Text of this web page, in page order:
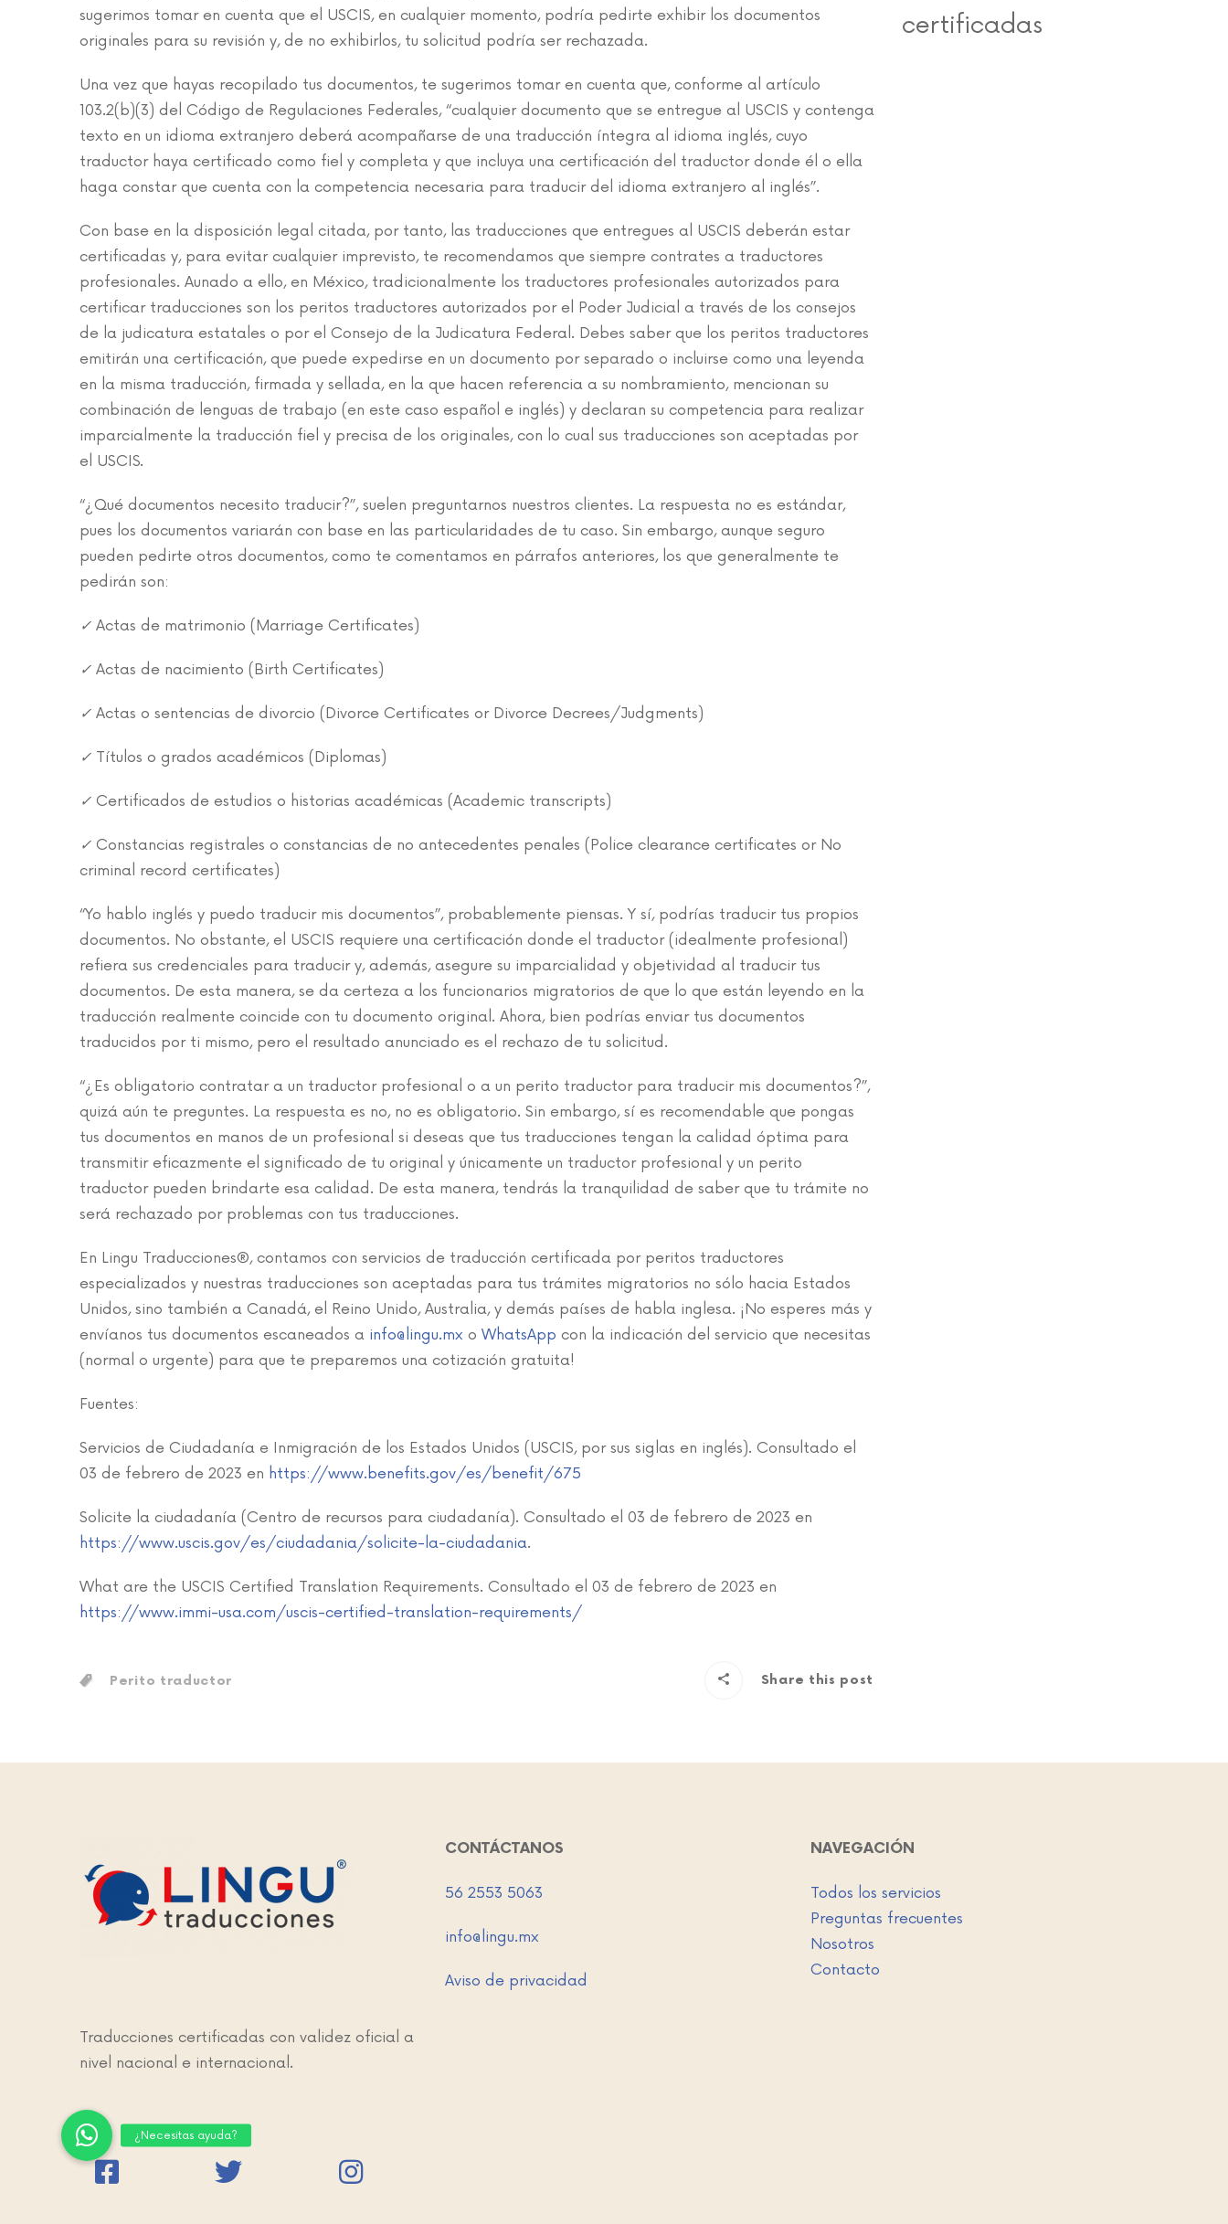
sugerimos tomar en cuenta que el USCIS, en cualquier momento, podría pedirte exhibir los documentos
originales para su revisión y, de no exhibirlos, tu solicitud podría ser rechazada.
Una vez que hayas recopilado tus documentos, te sugerimos tomar en cuenta que, conforme al artículo
103.2(b)(3) del Código de Regulaciones Federales, “cualquier documento que se entregue al USCIS y contenga
texto en un idioma extranjero deberá acompañarse de una traducción íntegra al idioma inglés, cuyo
traductor haya certificado como fiel y completa y que incluya una certificación del traductor donde él o ella
haga constar que cuenta con la competencia necesaria para traducir del idioma extranjero al inglés”.
Con base en la disposición legal citada, por tanto, las traducciones que entregues al USCIS deberán estar
certificadas y, para evitar cualquier imprevisto, te recomendamos que siempre contrates a traductores
profesionales. Aunado a ello, en México, tradicionalmente los traductores profesionales autorizados para
certificar traducciones son los peritos traductores autorizados por el Poder Judicial a través de los consejos
de la judicatura estatales o por el Consejo de la Judicatura Federal. Debes saber que los peritos traductores
emitirán una certificación, que puede expedirse en un documento por separado o incluirse como una leyenda
en la misma traducción, firmada y sellada, en la que hacen referencia a su nombramiento, mencionan su
combinación de lenguas de trabajo (en este caso español e inglés) y declaran su competencia para realizar
imparcialmente la traducción fiel y precisa de los originales, con lo cual sus traducciones son aceptadas por
el USCIS.
“¿Qué documentos necesito traducir?”, suelen preguntarnos nuestros clientes. La respuesta no es estándar,
pues los documentos variarán con base en las particularidades de tu caso. Sin embargo, aunque seguro
pueden pedirte otros documentos, como te comentamos en párrafos anteriores, los que generalmente te
pedirán son:
✓ Actas de matrimonio (Marriage Certificates)
✓ Actas de nacimiento (Birth Certificates)
✓ Actas o sentencias de divorcio (Divorce Certificates or Divorce Decrees/Judgments)
✓ Títulos o grados académicos (Diplomas)
✓ Certificados de estudios o historias académicas (Academic transcripts)
✓ Constancias registrales o constancias de no antecedentes penales (Police clearance certificates or No
criminal record certificates)
“Yo hablo inglés y puedo traducir mis documentos”, probablemente piensas. Y sí, podrías traducir tus propios
documentos. No obstante, el USCIS requiere una certificación donde el traductor (idealmente profesional)
refiera sus credenciales para traducir y, además, asegure su imparcialidad y objetividad al traducir tus
documentos. De esta manera, se da certeza a los funcionarios migratorios de que lo que están leyendo en la
traducción realmente coincide con tu documento original. Ahora, bien podrías enviar tus documentos
traducidos por ti mismo, pero el resultado anunciado es el rechazo de tu solicitud.
“¿Es obligatorio contratar a un traductor profesional o a un perito traductor para traducir mis documentos?”,
quizá aún te preguntes. La respuesta es no, no es obligatorio. Sin embargo, sí es recomendable que pongas
tus documentos en manos de un profesional si deseas que tus traducciones tengan la calidad óptima para
transmitir eficazmente el significado de tu original y únicamente un traductor profesional y un perito
traductor pueden brindarte esa calidad. De esta manera, tendrás la tranquilidad de saber que tu trámite no
será rechazado por problemas con tus traducciones.
En Lingu Traducciones®, contamos con servicios de traducción certificada por peritos traductores
especializados y nuestras traducciones son aceptadas para tus trámites migratorios no sólo hacia Estados
Unidos, sino también a Canadá, el Reino Unido, Australia, y demás países de habla inglesa. ¡No esperes más y
envíanos tus documentos escaneados a info@lingu.mx o WhatsApp con la indicación del servicio que necesitas
(normal o urgente) para que te preparemos una cotización gratuita!
Fuentes:
Servicios de Ciudadanía e Inmigración de los Estados Unidos (USCIS, por sus siglas en inglés). Consultado el
03 de febrero de 2023 en https://www.benefits.gov/es/benefit/675
Solicite la ciudadanía (Centro de recursos para ciudadanía). Consultado el 03 de febrero de 2023 en
https://www.uscis.gov/es/ciudadania/solicite-la-ciudadania.
What are the USCIS Certified Translation Requirements. Consultado el 03 de febrero de 2023 en
https://www.immi-usa.com/uscis-certified-translation-requirements/
Perito traductor Share this post
certificadas
Traducciones certificadas con validez oficial a
nivel nacional e internacional.
CONTÁCTANOS
56 2553 5063
info@lingu.mx
Aviso de privacidad
NAVEGACIÓN
Todos los servicios
Preguntas frecuentes
Nosotros
Contacto